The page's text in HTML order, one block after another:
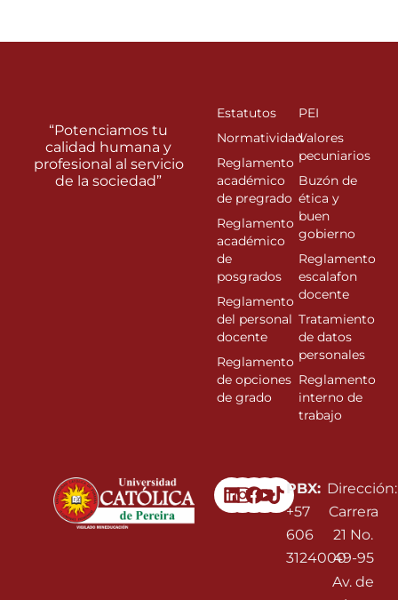
Linkedin
Instagram
Facebook
Youtube
PBX:
+57
606
3124000
Dirección:
Carrera
21 No.
49-95
Av. de
“Potenciamos tu
calidad humana y
profesional al servicio
de la sociedad”
Estatutos
Normatividad
Reglamento
académico
de pregrado
Reglamento
académico
de
posgrados
Reglamento
del personal
docente
Reglamento
de opciones
de grado
PEI
Valores
pecuniarios
Buzón de
ética y
buen
gobierno
Reglamento
escalafon
docente
Tratamiento
de datos
personales
Reglamento
interno de
trabajo